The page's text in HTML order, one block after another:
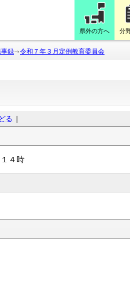
県外の方へ 分
録 令和７年３月定例教育委員会
る ｜
４時